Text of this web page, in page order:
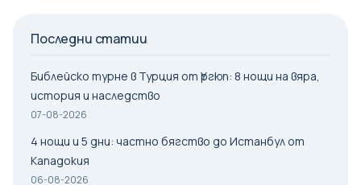
Последни статии
Библейско турне в Турция от Үргюп: 8 нощи на вяра,
история и наследство
07-08-2026
4 нощи и 5 дни: частно бягство до Истанбул от
Кападокия
06-08-2026